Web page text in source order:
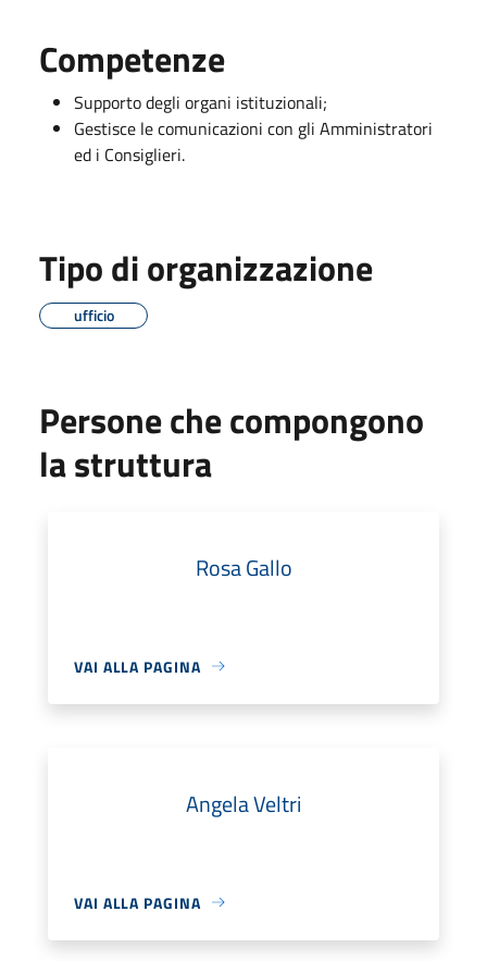
Competenze
Supporto degli organi istituzionali;
Gestisce le comunicazioni con gli Amministratori
ed i Consiglieri.
Tipo di organizzazione
ufficio
Persone che compongono
la struttura
Rosa Gallo
VAI ALLA PAGINA
Angela Veltri
VAI ALLA PAGINA